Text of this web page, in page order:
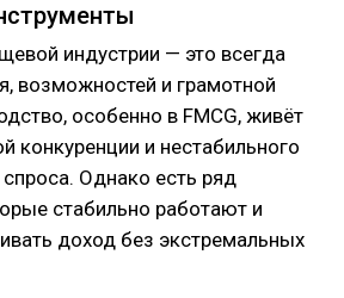
индустрии — это всегда
возможностей и грамотной
особенно в FMCG, живёт
конкуренции и нестабильного
спроса. Однако есть ряд
стабильно работают и
доход без экстремальных